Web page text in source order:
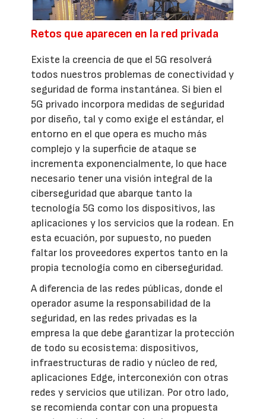
Retos que aparecen en la red privada
Existe la creencia de que el 5G resolverá
todos nuestros problemas de conectividad y
seguridad de forma instantánea. Si bien el
5G privado incorpora medidas de seguridad
por diseño, tal y como exige el estándar, el
entorno en el que opera es mucho más
complejo y la superficie de ataque se
incrementa exponencialmente, lo que hace
necesario tener una visión integral de la
ciberseguridad que abarque tanto la
tecnología 5G como los dispositivos, las
aplicaciones y los servicios que la rodean. En
esta ecuación, por supuesto, no pueden
faltar los proveedores expertos tanto en la
propia tecnología como en ciberseguridad.
A diferencia de las redes públicas, donde el
operador asume la responsabilidad de la
seguridad, en las redes privadas es la
empresa la que debe garantizar la protección
de todo su ecosistema: dispositivos,
infraestructuras de radio y núcleo de red,
aplicaciones Edge, interconexión con otras
redes y servicios que utilizan. Por otro lado,
se recomienda contar con una propuesta